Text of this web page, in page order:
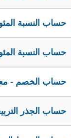
حساب النسبة
حساب النسبة
حساب الخصم -
حساب الجذر